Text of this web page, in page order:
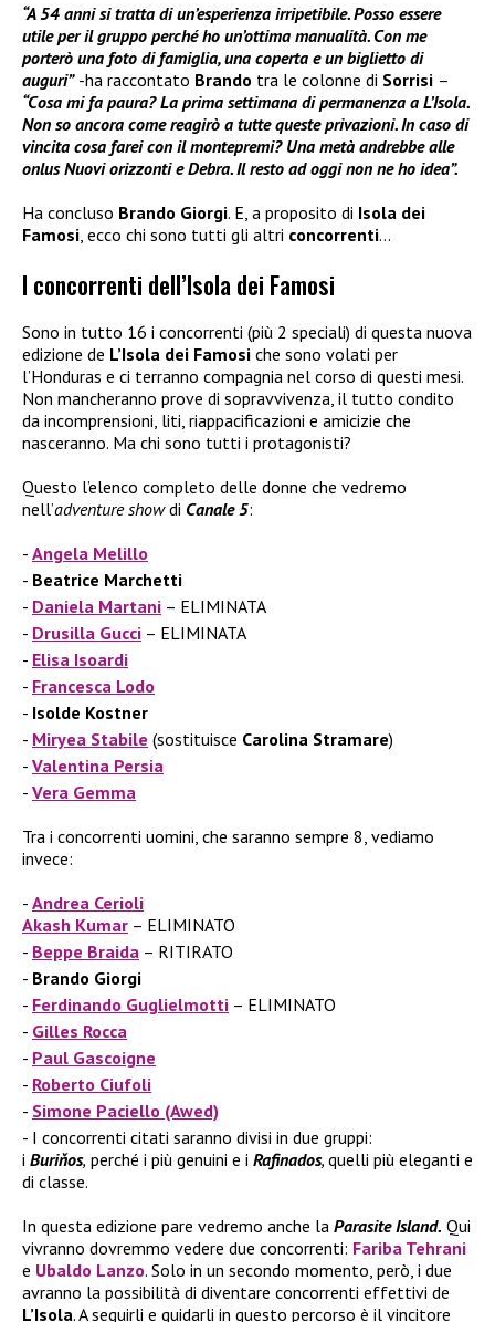
“A 54 anni si tratta di un’esperienza irripetibile. Posso essere
utile per il gruppo perché ho un’ottima manualità. Con me
porterò una foto di famiglia, una coperta e un biglietto di
auguri” -ha raccontato Brando tra le colonne di Sorrisi –
“Cosa mi fa paura? La prima settimana di permanenza a L’Isola.
Non so ancora come reagirò a tutte queste privazioni. In caso di
vincita cosa farei con il montepremi? Una metà andrebbe alle
onlus Nuovi orizzonti e Debra. Il resto ad oggi non ne ho idea”.
Ha concluso Brando Giorgi. E, a proposito di Isola dei
Famosi , ecco chi sono tutti gli altri concorrenti…
I concorrenti dell’Isola dei Famosi
Sono in tutto 16 i concorrenti (più 2 speciali) di questa nuova
edizione de L’Isola dei Famosi che sono volati per
l’Honduras e ci terranno compagnia nel corso di questi mesi.
Non mancheranno prove di sopravvivenza, il tutto condito
da incomprensioni, liti, riappacificazioni e amicizie che
nasceranno. Ma chi sono tutti i protagonisti?
Questo l’elenco completo delle donne che vedremo
nell’adventure showdi Canale 5:
Angela Melillo
Beatrice Marchetti
Daniela Martani – ELIMINATA
Drusilla Gucci – ELIMINATA
Elisa Isoardi
Francesca Lodo
Isolde Kostner
Miryea Stabile (sostituisce Carolina Stramare)
Valentina Persia
Vera Gemma
Tra i concorrenti uomini, che saranno sempre 8, vediamo
invece:
Andrea Cerioli
Akash Kumar – ELIMINATO
Beppe Braida – RITIRATO
Brando Giorgi
Ferdinando Guglielmotti – ELIMINATO
Gilles Rocca
Paul Gascoigne
Roberto Ciufoli
Simone Paciello (Awed)
I concorrenti citati saranno divisi in due gruppi:
i Buriňos, perché i più genuini e i Rafinados, quelli più eleganti e
di classe.
In questa edizione pare vedremo anche la Parasite Island. Qui
vivranno dovremmo vedere due concorrenti: Fariba Tehrani
e Ubaldo Lanzo. Solo in un secondo momento, però, i due
avranno la possibilità di diventare concorrenti effettivi de
L’Isola. A seguirli e guidarli in questo percorso è il vincitore